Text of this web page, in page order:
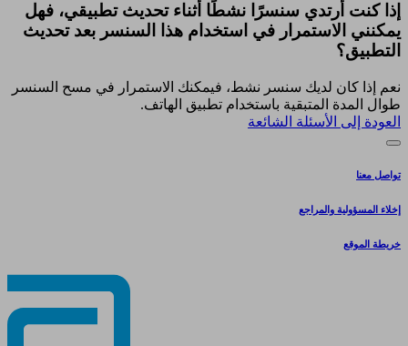
إذا كنت أرتدي سنسرًا نشطًا أثناء تحديث تطبيقي، فهل
يمكنني الاستمرار في استخدام هذا السنسر بعد تحديث
التطبيق؟
نعم إذا كان لديك سنسر نشط، فيمكنك الاستمرار في مسح السنسر
طوال المدة المتبقية باستخدام تطبيق الهاتف.
العودة إلى الأسئلة الشائعة
تواصل معنا
إخلاء المسؤولية والمراجع
خريطة الموقع